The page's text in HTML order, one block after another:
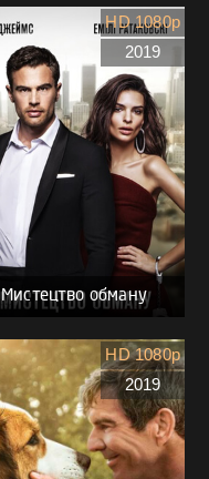
Мистецтво обману
HD 1080p
2019
HD 1080p
2019